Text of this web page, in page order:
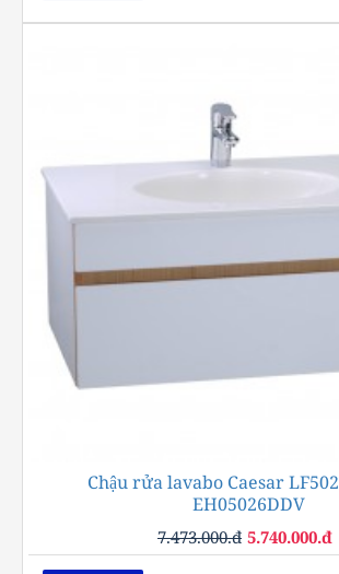
Chậu rửa lavabo Caesar
EH05026DDV
5.740.000.đ
7.473.000.đ